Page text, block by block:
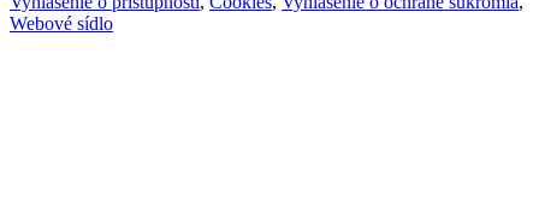
Webové sídlo